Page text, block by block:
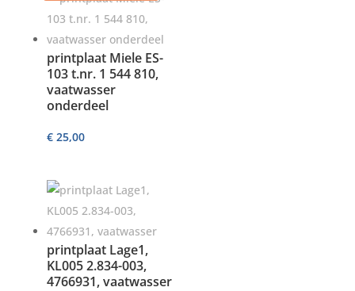
printplaat Miele ES-
103 t.nr. 1 544 810,
vaatwasser
onderdeel
€25,00
printplaat Lage1,
KL005 2.834-003,
4766931, vaatwasser